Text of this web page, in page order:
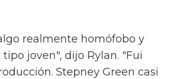
realmente homófobo y
joven", dijo Rylan. "Fui
Stepney Green casi